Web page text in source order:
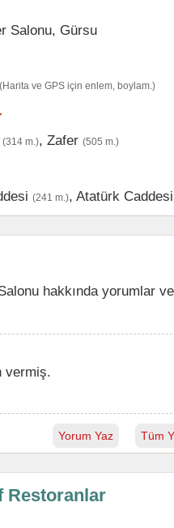
(Harita ve GPS için enlem, boylam.)
(314 m.), Zafer (505 m.)
(241 m.), Atatürk Caddesi
hakkında yorumlar
vermiş.
Yorum Yaz Tüm
Restoranlar